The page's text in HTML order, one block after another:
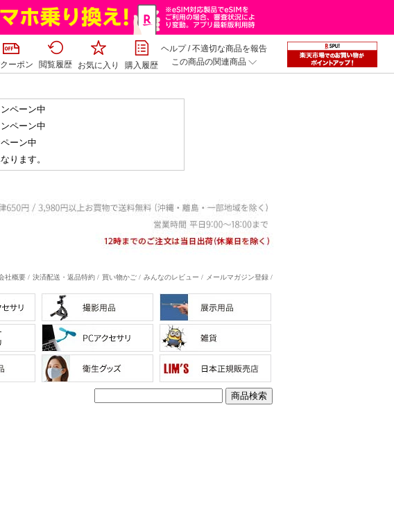
ーポン 閲覧履歴 お気に入り 購入履歴
ヘルプ/不適切な商品を報告
この商品の関連商品
ペーン中
ペーン中
ーン中
ります。
社概要 / 決済配送・返品特約 / 買い物かご / みんなのレビュー / メールマガジン登録 /